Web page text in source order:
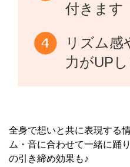
付きます
リズム感
力がUP
全身で想いと共に表現する
ム・音に合わせて一緒に踊
の引き締め効果も♪